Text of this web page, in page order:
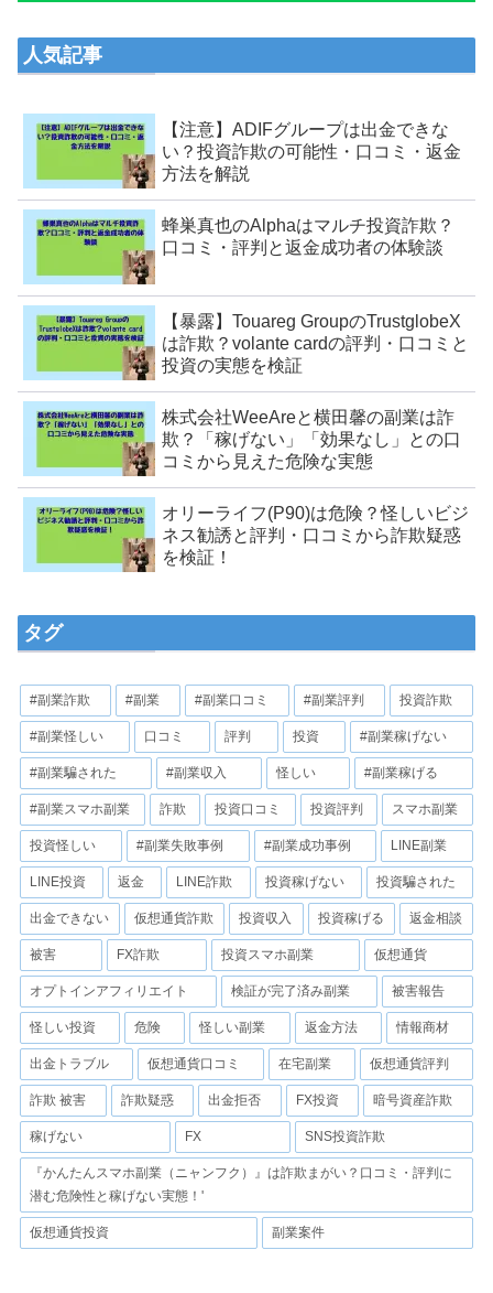
人気記事
【注意】ADIFグループは出金できな
い？投資詐欺の可能性・口コミ・返金
方法を解説
蜂巣真也のAlphaはマルチ投資詐欺？
口コミ・評判と返金成功者の体験談
【暴露】Touareg GroupのTrustglobeX
は詐欺？volante cardの評判・口コミと
投資の実態を検証
株式会社WeeAreと横田馨の副業は詐
欺？「稼げない」「効果なし」との口
コミから見えた危険な実態
オリーライフ(P90)は危険？怪しいビジ
ネス勧誘と評判・口コミから詐欺疑惑
を検証！
タグ
#副業詐欺 #副業 #副業口コミ #副業評判 投資詐欺
#副業怪しい 口コミ 評判 投資 #副業稼げない
#副業騙された #副業収入 怪しい #副業稼げる
#副業スマホ副業 詐欺 投資口コミ 投資評判 スマホ副業
投資怪しい #副業失敗事例 #副業成功事例 LINE副業
LINE投資 返金 LINE詐欺 投資稼げない 投資騙された
出金できない 仮想通貨詐欺 投資収入 投資稼げる 返金相談
被害 FX詐欺 投資スマホ副業 仮想通貨
オプトインアフィリエイト 検証が完了済み副業 被害報告
怪しい投資 危険 怪しい副業 返金方法 情報商材
出金トラブル 仮想通貨口コミ 在宅副業 仮想通貨評判
詐欺 被害 詐欺疑惑 出金拒否 FX投資 暗号資産詐欺
稼げない FX SNS投資詐欺
『かんたんスマホ副業（ニャンフク）』は詐欺まがい？口コミ・評判に
潜む危険性と稼げない実態！'
仮想通貨投資 副業案件